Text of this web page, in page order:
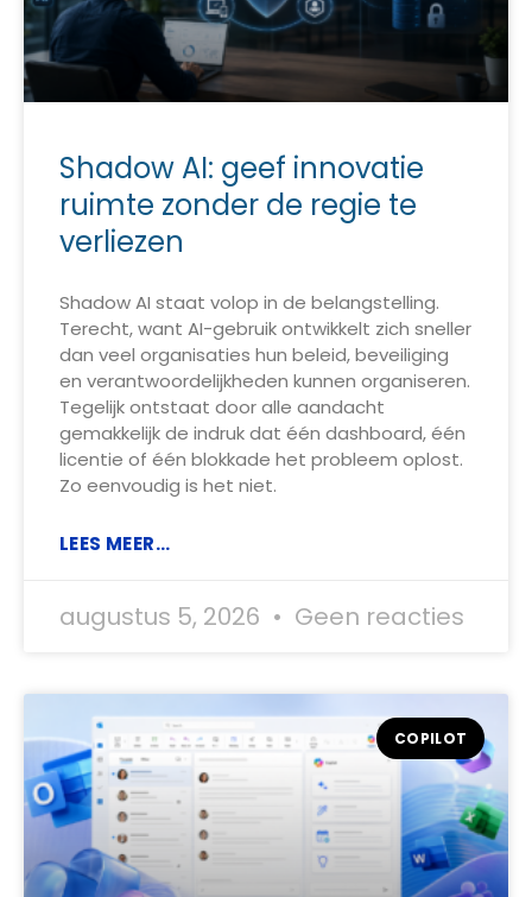
Shadow AI: geef innovatie
ruimte zonder de regie te
verliezen
Shadow AI staat volop in de belangstelling.
Terecht, want AI-gebruik ontwikkelt zich sneller
dan veel organisaties hun beleid, beveiliging
en verantwoordelijkheden kunnen organiseren.
Tegelijk ontstaat door alle aandacht
gemakkelijk de indruk dat één dashboard, één
licentie of één blokkade het probleem oplost.
Zo eenvoudig is het niet.
LEES MEER...
augustus 5, 2026 Geen reacties
COPILOT